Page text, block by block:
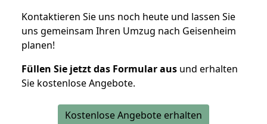
Kontaktieren Sie uns noch heute und lassen Sie
uns gemeinsam Ihren Umzug nach Geisenheim
planen!
Füllen Sie jetzt das Formular aus und erhalten
Sie kostenlose Angebote.
Kostenlose Angebote erhalten